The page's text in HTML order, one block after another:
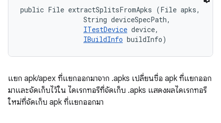
public File extractSplitsFromApks (File apks,
                String deviceSpecPath,
ITestDevice device,
IBuildInfo buildInfo)
แยก apk/apex ที่แยกออกมาจาก .apks เปลี่ยนชื่อ apk ที่แยกออก
มาและจัดเก็บไว้ใน ไดเรกทอรีที่จัดเก็บ .apks แสดงผลไดเรกทอรี
ใหม่ที่จัดเก็บ apk ที่แยกออกมา